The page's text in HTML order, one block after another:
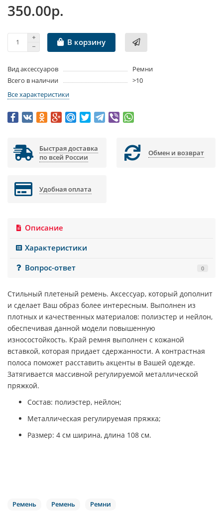
350.00р.
В корзину
Вид аксессуаров
Ремни
Всего в наличии
>10
Все характеристики
Быстрая доставка
по всей России
Обмен и возврат
Удобная оплата
Описание
Характеристики
Вопрос-ответ
0
Стильный плетеный ремень. Аксессуар, который дополнит
и сделает Ваш образ более интересным. Выполнен из
плотных и качественных материалов: полиэстер и нейлон,
обеспечивая данной модели повышенную
износостойкость. Край ремня выполнен с кожаной
вставкой, которая придает сдержанности. А контрастная
полоса поможет расставить акценты в Вашей одежде.
Затягивается массивной регулируемой металлической
пряжкой.
Состав: полиэстер, нейлон;
Металлическая регулируемая пряжка;
Размер: 4 см ширина, длина 108 см.
Ремень Ремень Ремни